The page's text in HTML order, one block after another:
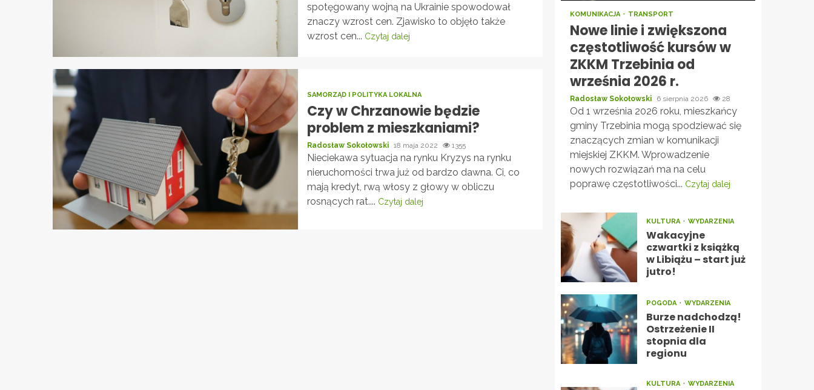
spotęgowany wojną na Ukrainie spowodował
znaczy wzrost cen. Zjawisko to objęło także
wzrost cen... Czytaj dalej
SAMORZĄD I POLITYKA LOKALNA
Czy w Chrzanowie będzie
problem z mieszkaniami?
Radosław Sokołowski 18 maja 2022 1355
Nieciekawa sytuacja na rynku Kryzys na rynku
nieruchomości trwa już od bardzo dawna. Ci, co
mają kredyt, rwą włosy z głowy w obliczu
rosnących rat.... Czytaj dalej
KOMUNIKACJA TRANSPORT
Nowe linie i zwiększona
częstotliwość kursów w
ZKKM Trzebinia od
września 2026 r.
Radosław Sokołowski 6 sierpnia 2026 28
Od 1 września 2026 roku, mieszkańcy
gminy Trzebinia mogą spodziewać się
znaczących zmian w komunikacji
miejskiej ZKKM. Wprowadzenie
nowych rozwiązań ma na celu
poprawę częstotliwości... Czytaj dalej
KULTURA WYDARZENIA
Wakacyjne
czwartki z książką
w Libiążu – start już
jutro!
POGODA WYDARZENIA
Burze nadchodzą!
Ostrzeżenie II
stopnia dla
regionu
KULTURA WYDARZENIA